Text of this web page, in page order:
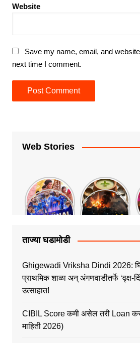
Website
Save my name, email, and
next time I comment.
Web Stories
ताज्या घडामोडी
Ghigewadi Vriksha Dindi 2026:
प्राथमिक शाळा अन् अंगणवाडीतर्फे ‘वृक्ष-
उत्साहात!
CIBIL Score कमी असेल तरी Loan
माहिती 2026)